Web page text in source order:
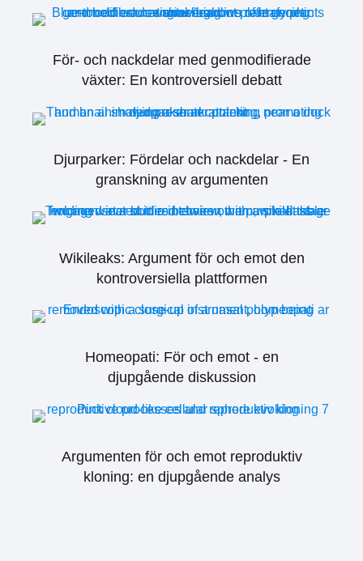
För- och nackdelar med genmodifierade
växter: En kontroversiell debatt
Djurparker: Fördelar och nackdelar - En
granskning av argumenten
Wikileaks: Argument för och emot den
kontroversiella plattformen
Homeopati: För och emot - en
djupgående diskussion
Argumenten för och emot reproduktiv
kloning: en djupgående analys